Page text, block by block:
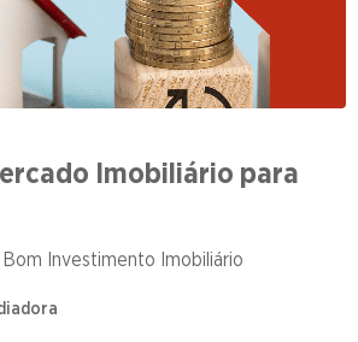
Imobiliário para
Investimento Imobiliário